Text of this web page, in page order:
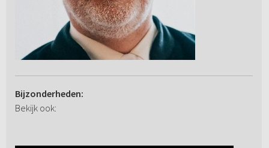
Bijzonderheden:
Bekijk ook: